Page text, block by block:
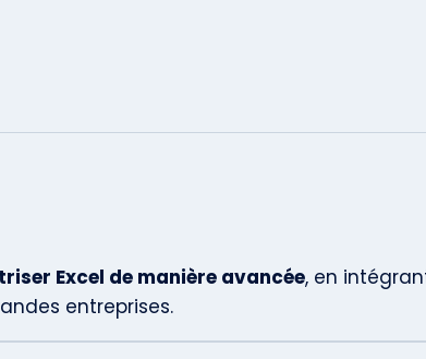
Excel de manière avancée, en
entreprises.